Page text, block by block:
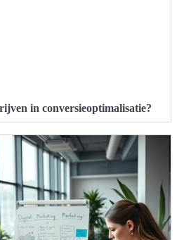
in conversieoptimalisatie?